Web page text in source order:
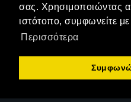
σας. Χρησιμοποιώντας
ιστότοπο, συμφωνείτε
Περισσότερα
Δεδομένων